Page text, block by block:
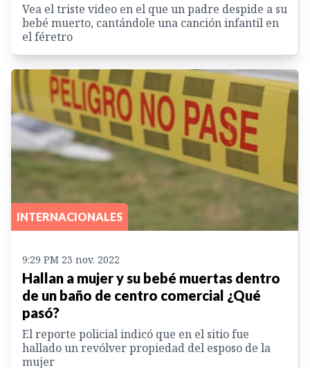
Vea el triste video en el que un padre despide a su
bebé muerto, cantándole una canción infantil en
el féretro
INTERNACIONALES
9:29 PM 23 nov. 2022
Hallan a mujer y su bebé muertas dentro
de un baño de centro comercial ¿Qué
pasó?
El reporte policial indicó que en el sitio fue
hallado un revólver propiedad del esposo de la
mujer